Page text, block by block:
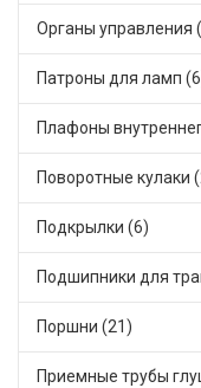
Органы управления
Патроны для ламп
Поворотные кулаки
Подкрылки (6)
Поршни (21)